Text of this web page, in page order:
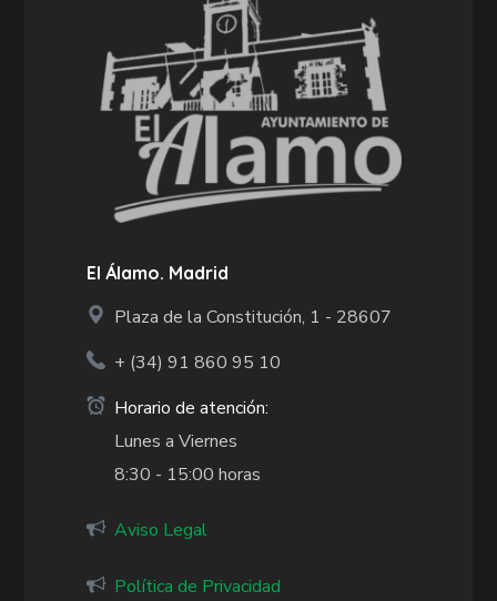
El Álamo. Madrid
Plaza de la Constitución, 1 - 28607
+ (34)91 860 95 10
Horario de atención:
Lunes a Viernes
8:30 - 15:00 horas
Aviso Legal
Política de Privacidad